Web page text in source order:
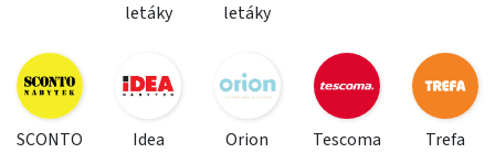
letáky
letáky
SCONTO
Idea
Orion
Tescoma
Trefa